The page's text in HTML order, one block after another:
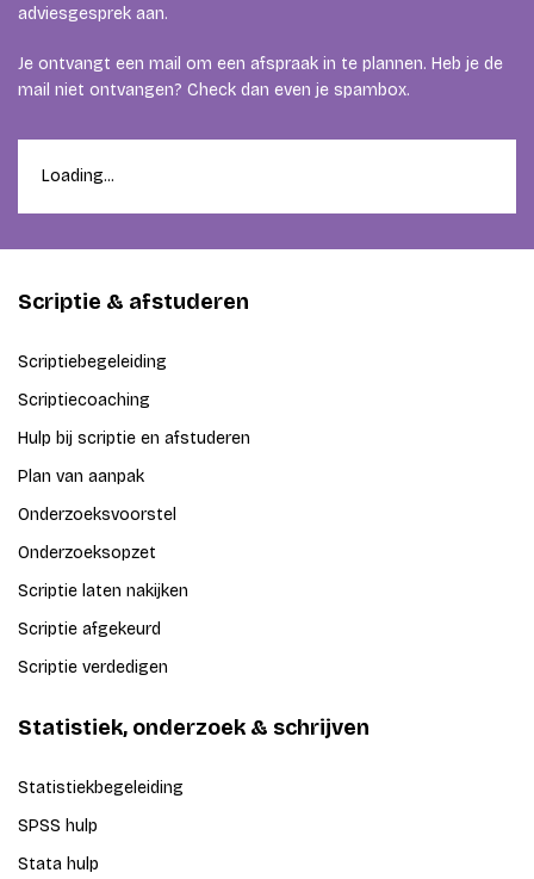
adviesgesprek aan.
Je ontvangt een mail om een afspraak in te plannen. Heb je de
mail niet ontvangen? Check dan even je spambox.
Loading...
Scriptie & afstuderen
Scriptiebegeleiding
Scriptiecoaching
Hulp bij scriptie en afstuderen
Plan van aanpak
Onderzoeksvoorstel
Onderzoeksopzet
Scriptie laten nakijken
Scriptie afgekeurd
Scriptie verdedigen
Statistiek, onderzoek & schrijven
Statistiekbegeleiding
SPSS hulp
Stata hulp